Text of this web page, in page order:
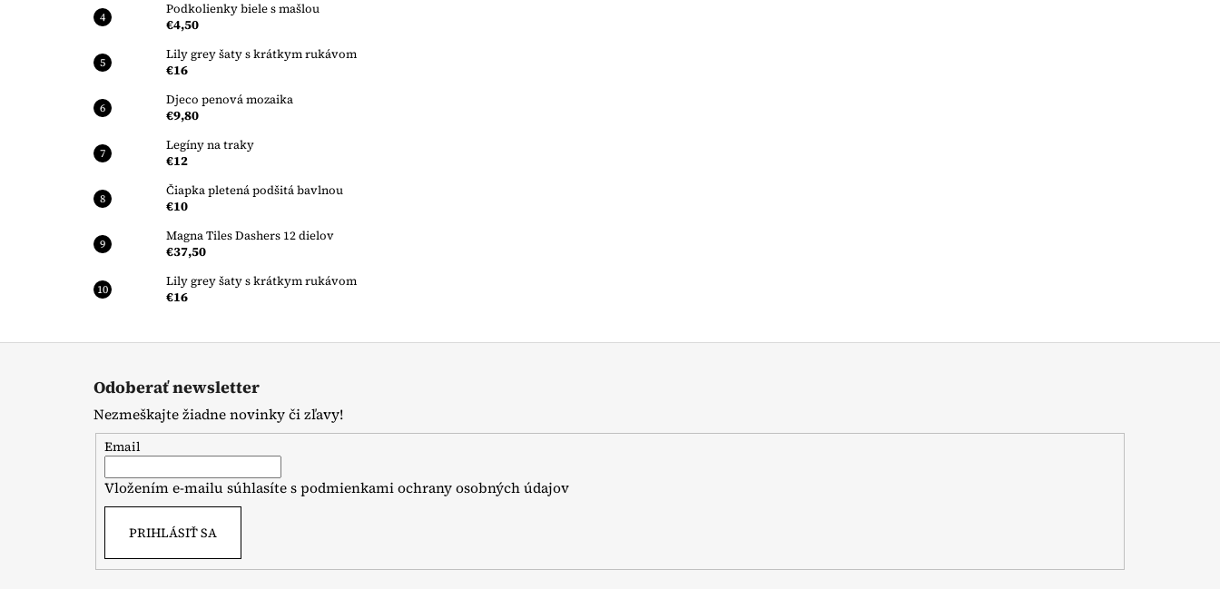
Podkolienky biele s mašlou
€4,50
Lily grey šaty s krátkym rukávom
€16
Djeco penová mozaika
€9,80
Legíny na traky
€12
Čiapka pletená podšitá bavlnou
€10
Magna Tiles Dashers 12 dielov
€37,50
Lily grey šaty s krátkym rukávom
€16
Odoberať newsletter
Nezmeškajte žiadne novinky či zľavy!
Email
Vložením e-mailu súhlasíte spodmienkami ochrany osobných údajov
PRIHLÁSIŤ SA